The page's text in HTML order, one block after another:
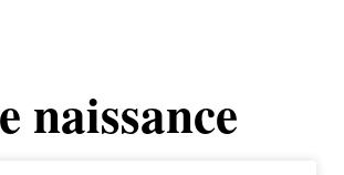
naissance